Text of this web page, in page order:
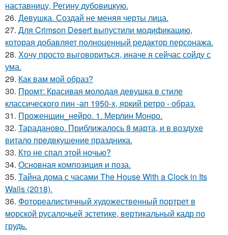
наставницу, Регину дубoвицкую.
26. Девушка. Создай не меняя черты лица.
27. Для Crimson Desert выпустили модификацию,
которая добавляет полноценный редактор персонажа.
28. Хочу просто выговориться, иначе я сейчас сойду с
ума.
29. Как вам мой образ?
30. Промт: Красивая молодая девушка в стиле
классического пин -ап 1950-х, яркий ретро - образ.
31. Проженщин_нейро. 1. Мерлин Монро.
32. Тараданово. Приближалось 8 марта, и в воздухе
витало предвкушение праздника.
33. Кто не спал этой ночью?
34. Основная композиция и поза.
35. Тайна дома с часами The House With a Clock in Its
Walls (2018).
36. Фотореалистичный художественный портрет в
морской русалочьей эстетике, вертикальный кадр по
грудь.